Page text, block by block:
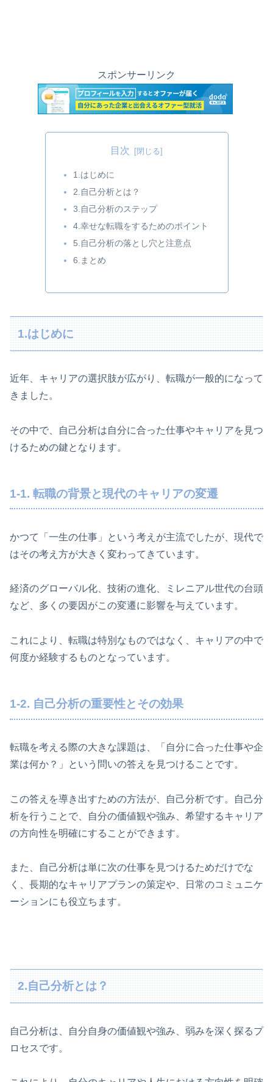
スポンサーリンク
目次
1.はじめに
2.自己分析とは？
3.自己分析のステップ
4.幸せな転職をするためのポイント
5.自己分析の落とし穴と注意点
6.まとめ
1.はじめに
近年、キャリアの選択肢が広がり、転職が一般的になって
きました。
その中で、自己分析は自分に合った仕事やキャリアを見つ
けるための鍵となります。
1-1. 転職の背景と現代のキャリアの変遷
かつて「一生の仕事」という考えが主流でしたが、現代で
はその考え方が大きく変わってきています。
経済のグローバル化、技術の進化、ミレニアル世代の台頭
など、多くの要因がこの変遷に影響を与えています。
これにより、転職は特別なものではなく、キャリアの中で
何度か経験するものとなっています。
1-2. 自己分析の重要性とその効果
転職を考える際の大きな課題は、「自分に合った仕事や企
業は何か？」という問いの答えを見つけることです。
この答えを導き出すための方法が、自己分析です。自己分
析を行うことで、自分の価値観や強み、希望するキャリア
の方向性を明確にすることができます。
また、自己分析は単に次の仕事を見つけるためだけでな
く、長期的なキャリアプランの策定や、日常のコミュニケ
ーションにも役立ちます。
2.自己分析とは？
自己分析は、自分自身の価値観や強み、弱みを深く探るプ
ロセスです。